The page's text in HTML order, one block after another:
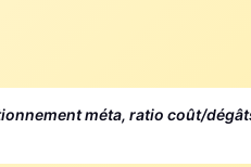
méta, ratio coût/